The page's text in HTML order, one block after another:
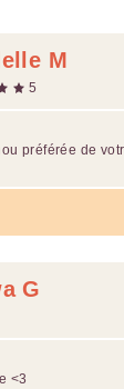
M
5
préférée de
G
<3